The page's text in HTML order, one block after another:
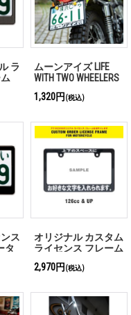
ラ
＞
ムーンアイズ LIFE
WITH TWO WHEELERS
フレーム for モータ
【for 126cc UP】
1,320円 (税込)
ス
タ
ン
オリジナル カスタム
ライセンス フレーム
for モーターサイク
ル ブラック
2,970円 (税込)